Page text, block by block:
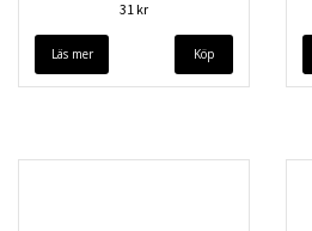
31 kr
Läs mer